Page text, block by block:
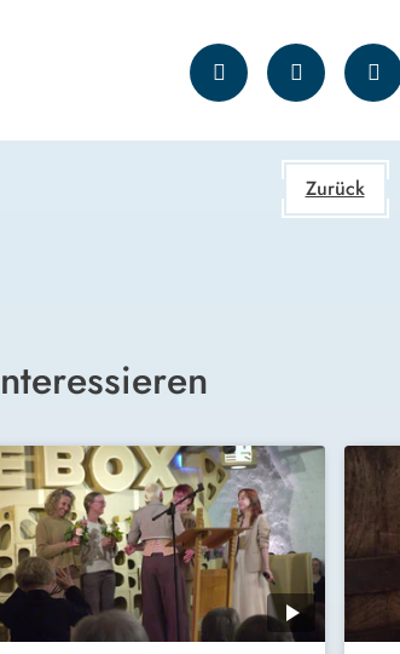
Zurück